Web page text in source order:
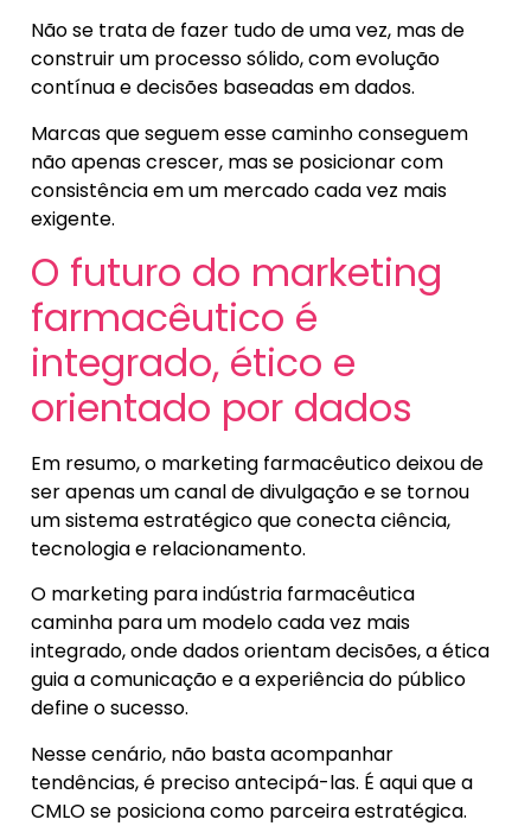
Não se trata de fazer tudo de uma vez, mas de
construir um processo sólido, com evolução
contínua e decisões baseadas em dados.
Marcas que seguem esse caminho conseguem
não apenas crescer, mas se posicionar com
consistência em um mercado cada vez mais
exigente.
O futuro do marketing
farmacêutico é
integrado, ético e
orientado por dados
Em resumo, o marketing farmacêutico deixou de
ser apenas um canal de divulgação e se tornou
um sistema estratégico que conecta ciência,
tecnologia e relacionamento.
O marketing para indústria farmacêutica
caminha para um modelo cada vez mais
integrado, onde dados orientam decisões, a ética
guia a comunicação e a experiência do público
define o sucesso.
Nesse cenário, não basta acompanhar
tendências, é preciso antecipá-las. É aqui que a
CMLO se posiciona como parceira estratégica.